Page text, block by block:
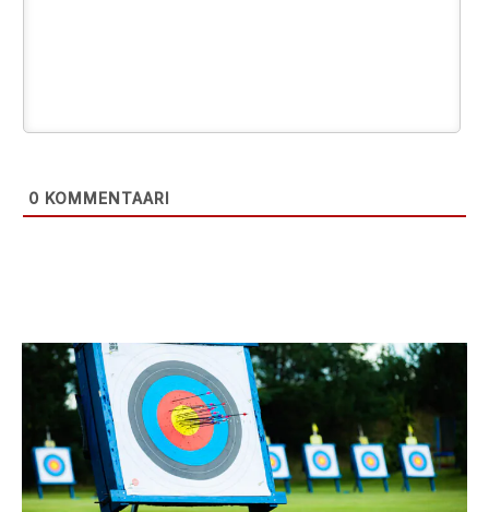
0 KOMMENTAARI